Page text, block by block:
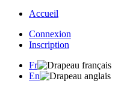
Accueil
Connexion
Inscription
Fr
En